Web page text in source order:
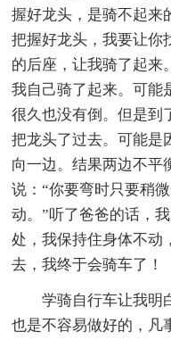
握好龙头，是骑不起来
把握好龙头，我要让你
的后座，让我骑了起来
我自己骑了起来。可能
很久也没有倒。但是到
把龙头了过去。可能是
向一边。结果两边不平
说：“你要弯时只要稍
动。”听了爸爸的话，
处，我保持住身体不动
去，我终于会骑车了！
学骑自行车让我明
也是不容易做好的，凡